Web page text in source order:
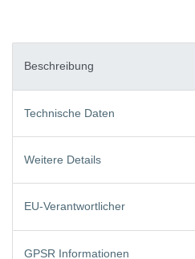
Beschreibung
Technische Daten
Weitere Details
EU-Verantwortlicher
GPSR Informationen